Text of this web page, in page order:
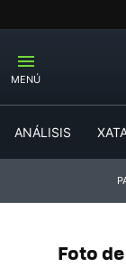
MENÚ
ANÁLISIS
Foto